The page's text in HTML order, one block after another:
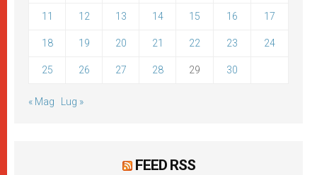
11 12 13 14 15 16 17
18 19 20 21 22 23 24
25 26 27 28 29 30
« Mag Lug »
FEED RSS